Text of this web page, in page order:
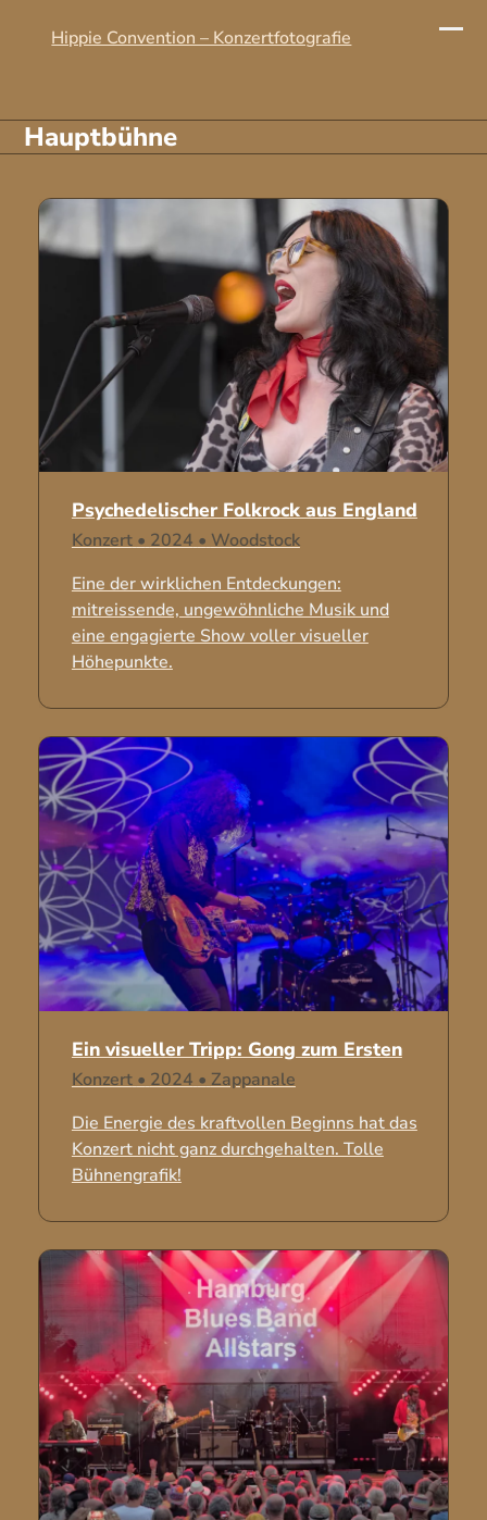
Hippie Convention – Konzertfotografie
Hauptbühne
Psychedelischer Folkrock aus England
Konzert • 2024 • Woodstock
Eine der wirklichen Entdeckungen:
mitreissende, ungewöhnliche Musik und
eine engagierte Show voller visueller
Höhepunkte.
Ein visueller Tripp: Gong zum Ersten
Konzert • 2024 • Zappanale
Die Energie des kraftvollen Beginns hat das
Konzert nicht ganz durchgehalten. Tolle
Bühnengrafik!